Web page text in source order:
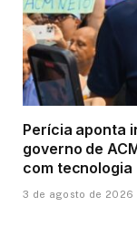
Perícia aponta
governo de
com tecnologia
3 de agosto de 2026